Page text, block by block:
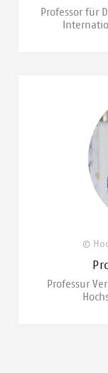
Professor für
©
Professur